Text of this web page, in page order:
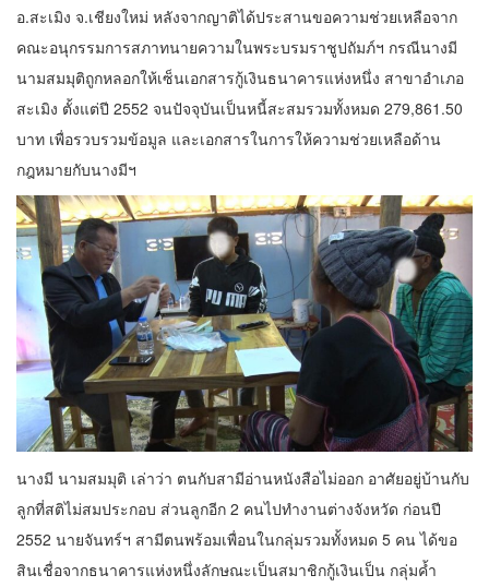
อ.สะเมิง จ.เชียงใหม่ หลังจากญาติได้ประสานขอความช่วยเหลือจาก
คณะอนุกรรมการสภาทนายความในพระบรมราชูปถัมภ์ฯ กรณีนางมี
นามสมมุติถูกหลอกให้เซ็นเอกสารกู้เงินธนาคารแห่งหนึ่ง สาขาอำเภอ
สะเมิง ตั้งแต่ปี 2552 จนปัจจุบันเป็นหนี้สะสมรวมทั้งหมด 279,861.50
บาท เพื่อรวบรวมข้อมูล และเอกสารในการให้ความช่วยเหลือด้าน
กฎหมายกับนางมีฯ
นางมี นามสมมุติ เล่าว่า ตนกับสามีอ่านหนังสือไม่ออก อาศัยอยู่บ้านกับ
ลูกที่สติไม่สมประกอบ ส่วนลูกอีก 2 คนไปทำงานต่างจังหวัด ก่อนปี
2552 นายจันทร์ฯ สามีตนพร้อมเพื่อนในกลุ่มรวมทั้งหมด 5 คน ได้ขอ
สินเชื่อจากธนาคารแห่งหนึ่งลักษณะเป็นสมาชิกกู้เงินเป็น กลุ่มค้ำ